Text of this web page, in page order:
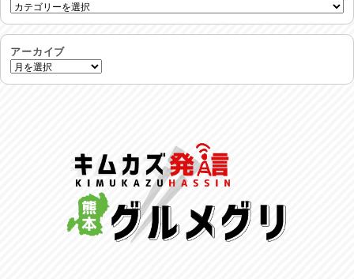
反省会♪
馬肉料理 桜馬亭
2026/07/24
ラジてん通信♪
2026/07/23
アーカイブ